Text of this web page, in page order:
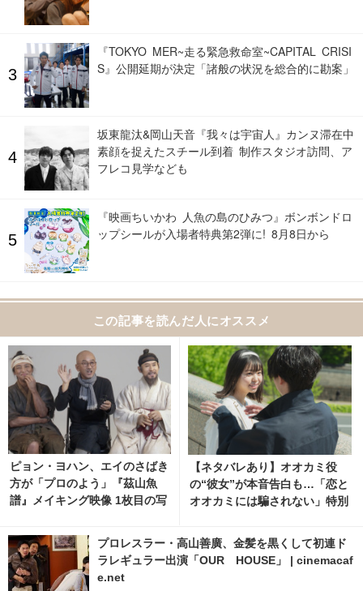
『TOKYO MER~走る緊急救命室~CAPITAL CRISI
S』公開延期が決定「諸般の状況を総合的に勘案」
坂東龍汰&岡山天音『我々は宇宙人』カンヌ滞在中
素顔を捉えたスチール到着 制作スタジオ訪問、ア
フレコ見学なども
『映画ちいかわ 人魚の島のひみつ』ボンボンドロ
ップシールが入場者特典第2弾に! 8月8日から
この記事を読んだ人にオススメ
ピョン・ヨハン、エイのさばき
方が「プロのよう」『茲山魚
譜』メイキング映像 1枚目の写
【ネタバレあり】オオカミ役
の“彼女”が本音告白も…「恋と
オオカミには騙されない」特別
像 | cinemacafe.net
プロレスラー・高山善廣、金髪を黒くして初連ド
ラレギュラー出演「OUR HOUSE」 | cinemacaf
e.net